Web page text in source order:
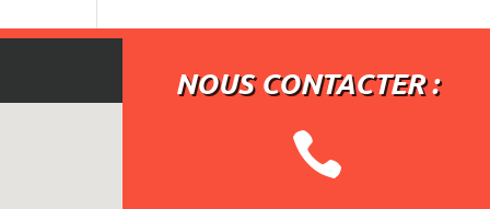
NOUS CONTACTER :
